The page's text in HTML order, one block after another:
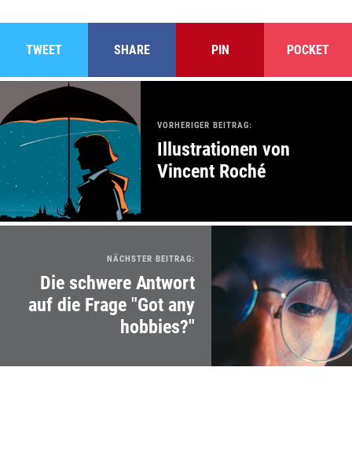
TWEET SHARE PIN POCKET
VORHERIGER BEITRAG:
Illustrationen von
Vincent Roché
NÄCHSTER BEITRAG:
Die schwere Antwort
auf die Frage "Got any
hobbies?"